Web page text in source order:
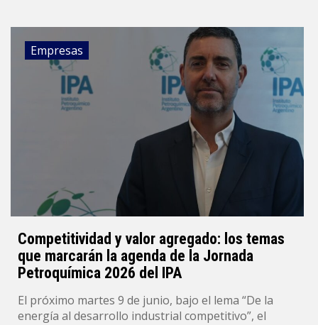
Empresas
Competitividad y valor agregado: los temas
que marcarán la agenda de la Jornada
Petroquímica 2026 del IPA
El próximo martes 9 de junio, bajo el lema “De la
energía al desarrollo industrial competitivo”, el